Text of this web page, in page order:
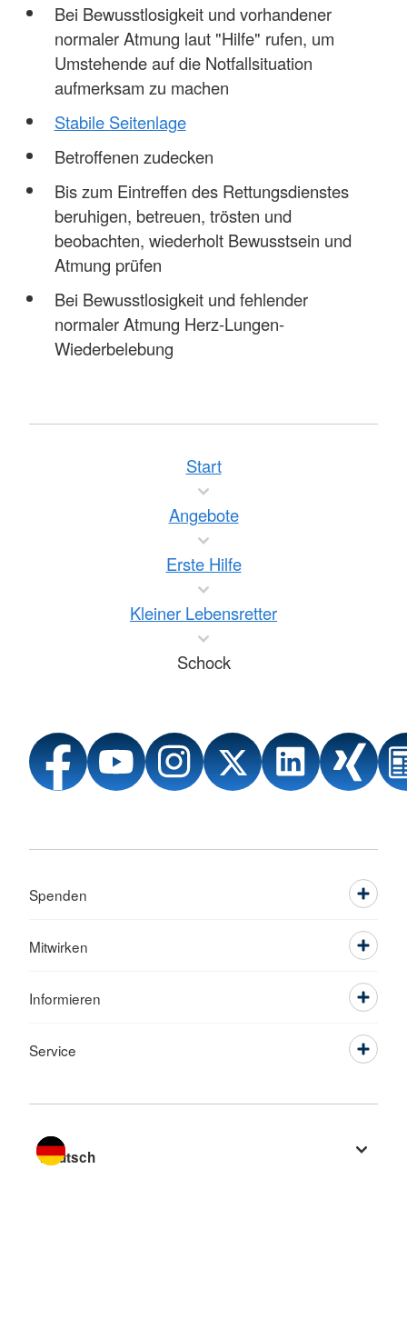
Bei Bewusstlosigkeit und vorhandener
normaler Atmung laut "Hilfe" rufen, um
Umstehende auf die Notfallsituation
aufmerksam zu machen
Stabile Seitenlage
Betroffenen zudecken
Bis zum Eintreffen des Rettungsdienstes
beruhigen, betreuen, trösten und
beobachten, wiederholt Bewusstsein und
Atmung prüfen
Bei Bewusstlosigkeit und fehlender
normaler Atmung Herz-Lungen-
Wiederbelebung
Start
Angebote
Erste Hilfe
Kleiner Lebensretter
Schock
Spenden
Mitwirken
Informieren
Service
Sprache wechseln zu